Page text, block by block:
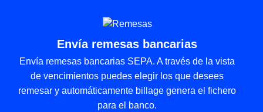
Envía remesas bancarias
Envía remesas bancarias SEPA. A través de la vista
de vencimientos puedes elegir los que desees
remesar y automáticamente billage genera el fichero
para el banco.